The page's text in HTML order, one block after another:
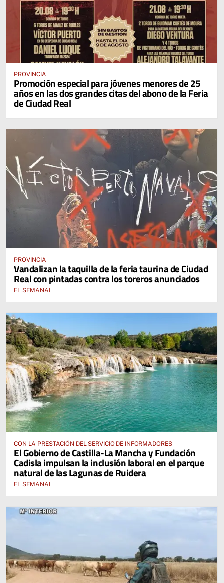
PROVINCIA
Promoción especial para jóvenes menores de 25
años en las dos grandes citas del abono de la Feria
de Ciudad Real
PROVINCIA
Vandalizan la taquilla de la feria taurina de Ciudad
Real con pintadas contra los toreros anunciados
EL SEMANAL
CON LA PRESTACIÓN DEL SERVICIO DE INFORMADORES
El Gobierno de Castilla-La Mancha y Fundación
Cadisla impulsan la inclusión laboral en el parque
natural de las Lagunas de Ruidera
EL SEMANAL